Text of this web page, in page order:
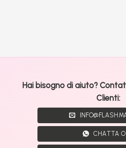
Hai bisogno di aiuto?
Clienti:
CHATTA